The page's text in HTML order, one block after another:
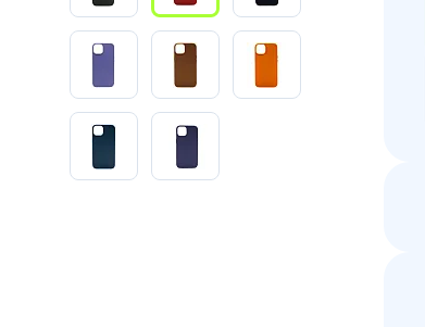
Pixel 9
Pixel 8
Pixel 7